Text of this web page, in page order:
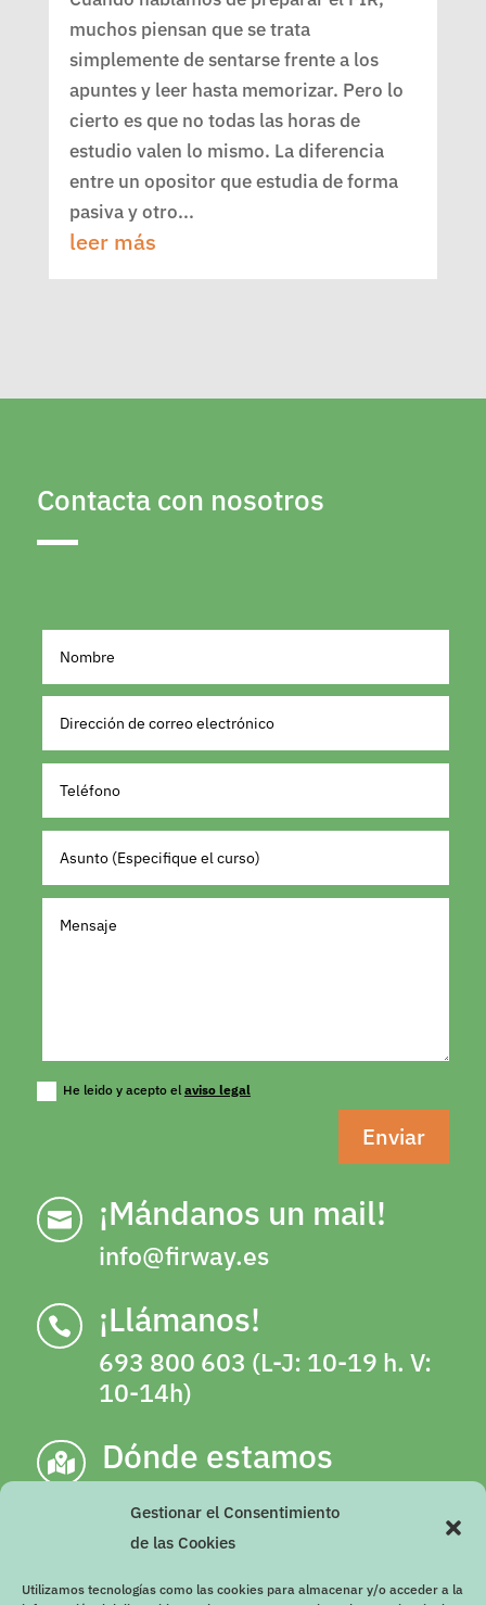
Gestionar el Consentimiento
de las Cookies
Utilizamos tecnologías como las cookies para almacenar y/o acceder a la
muchos piensan que se trata
simplemente de sentarse frente a los
apuntes y leer hasta memorizar. Pero lo
cierto es que no todas las horas de
estudio valen lo mismo. La diferencia
entre un opositor que estudia de forma
pasiva y otro...
leer más
Contacta con nosotros
He leido y acepto el aviso legal
Enviar
 ¡Mándanos un mail!
info@firway.es
 ¡Llámanos!
693 800 603 (L-J: 10-19 h. V:
10-14h)
 Dónde estamos